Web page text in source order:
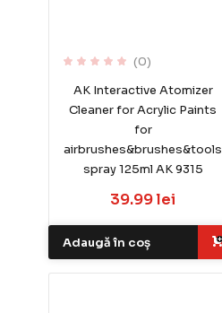
(0)
AK Interactive Atomizer
Cleaner for Acrylic Paints
for
airbrushes&brushes&tools
spray 125ml AK 9315
39.99 lei
Adaugă în coș